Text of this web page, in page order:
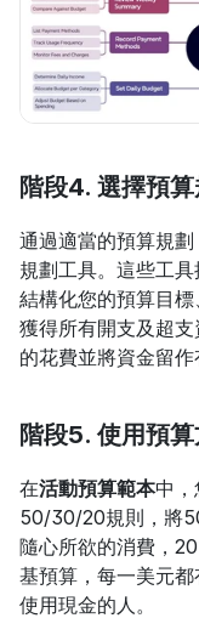
階段4. 選擇預
通過適當的預算規
規劃工具。這些工
結構化您的預算目
獲得所有開支及超
的花費並將資金留作
階段5. 使用預
在活動預算範本中，
50/30/20規則，將
隨心所欲的消費，
基預算，每一美元
使用現金的人。